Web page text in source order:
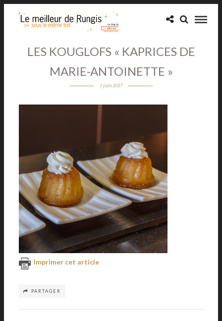
LES KOUGLOFS « KAPRICES DE
MARIE-ANTOINETTE »
1 juin 2017
Imprimer cet article
PARTAGER